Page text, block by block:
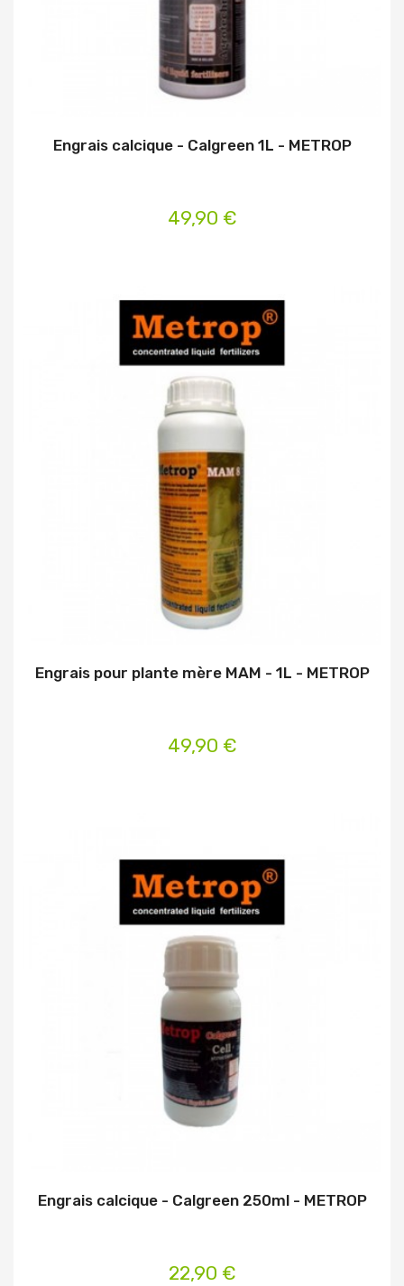
Engrais calcique - Calgreen 1L - METROP
49,90 €
Engrais pour plante mère MAM - 1L - METROP
49,90 €
Engrais calcique - Calgreen 250ml - METROP
22,90 €